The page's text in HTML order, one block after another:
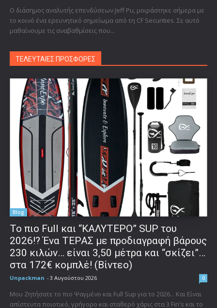
Ο διάσημος αναλυτής επενδύσεων Jeff Pu, μοιράστηκε σήμερα με
το κοινό ένα ερευνητικό σημείωμα από τη CF Securities. Σε αυτό
μαθαίνουμε τις αναβαθμίσεις που...
ΤΕΛΕΥΤΑΙΕΣ ΠΡΟΣΦΟΡΕΣ
Blog
To πιο Full και “ΚΑΛΥΤΕΡΟ” SUP του
2026!? Ένα ΤΕΡΑΣ με προδιαγραφή βάρους
230 κιλών… είναι 3,50 μέτρα και “σκίζει”…
στα 172€ κομπλέ! (Βίντεο)
Unpackman - 3 Αυγούστου 2026 0
Μου Ζητήσατε το πιο Ψαγμένο και Full Sup για το 2026... Και Είναι
απίστευτα ποιοτικό, γρήγορο και σταθερό χάρις στα 3 Fin's και το